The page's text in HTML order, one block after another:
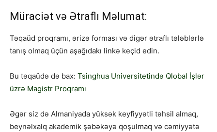
Müraciət və Ətraflı Məlumat:
Təqaüd proqramı, ərizə forması və digər ətraflı tələblərlə
tanış olmaq üçün aşağıdakı linkə keçid edin.
Bu təqaüdə də bax: Tsinghua Universitetində Qlobal İşlər
üzrə Magistr Proqramı
Əgər siz də Almaniyada yüksək keyfiyyətli təhsil almaq,
beynəlxalq akademik şəbəkəyə qoşulmaq və cəmiyyətə